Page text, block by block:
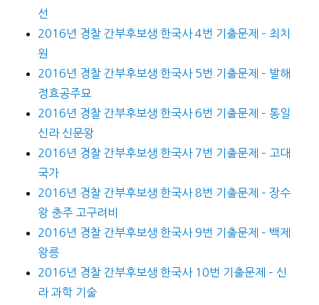
선
2016년 경찰 간부후보생 한국사 4번 기출문제 – 최치
원
2016년 경찰 간부후보생 한국사 5번 기출문제 – 발해
정효공주묘
2016년 경찰 간부후보생 한국사 6번 기출문제 – 통일
신라 신문왕
2016년 경찰 간부후보생 한국사 7번 기출문제 – 고대
국가
2016년 경찰 간부후보생 한국사 8번 기출문제 – 장수
왕 충주 고구려비
2016년 경찰 간부후보생 한국사 9번 기출문제 – 백제
왕릉
2016년 경찰 간부후보생 한국사 10번 기출문제 – 신
라 과학 기술